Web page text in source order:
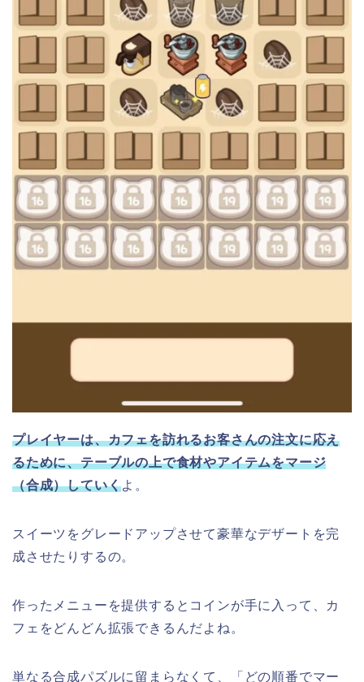
プレイヤーは、カフェを訪れるお客さんの注文に応え
るために、テーブルの上で食材やアイテムをマージ
（合成）していくよ。
スイーツをグレードアップさせて豪華なデザートを完
成させたりするの。
作ったメニューを提供するとコインが手に入って、カ
フェをどんどん拡張できるんだよね。
単なる合成パズルに留まらなくて、「どの順番でマー